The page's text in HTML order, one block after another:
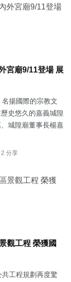
宮廟9/11登場 展
名揚國際的宗教文
史悠久的嘉義城隍
城隍廟董事長楊嘉
2 分享
觀工程 榮獲國
共工程規劃再度驚